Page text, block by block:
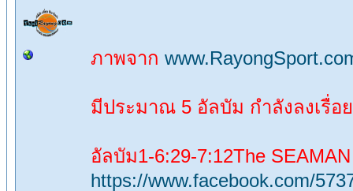
ภาพจาก
มีประมาณ 5 อัลบัม กำลังลงเรื่อ
อัลบัม1-6:29-7:12The
https://www.facebook.com/